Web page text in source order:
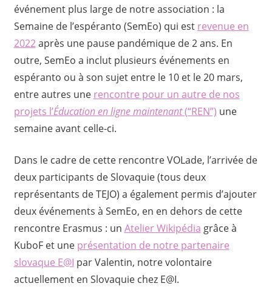
événement plus large de notre association : la
Semaine de l’espéranto (SemEo) qui est revenue en
2022après une pause pandémique de 2 ans. En
outre, SemEo a inclut plusieurs événements en
espéranto ou à son sujet entre le 10 et le 20 mars,
entre autres une rencontre pour un autre de nos
projets l’Éducation en ligne maintenant(“REN”) une
semaine avant celle-ci.
Dans le cadre de cette rencontre VOLade, l’arrivée de
deux participants de Slovaquie (tous deux
représentants de TEJO) a également permis d’ajouter
deux événements à SemEo, en en dehors de cette
rencontre Erasmus : un Atelier Wikipédia grâce à
KuboF et une présentation de notre partenaire
slovaque E@I par Valentin, notre volontaire
actuellement en Slovaquie chez E@I.